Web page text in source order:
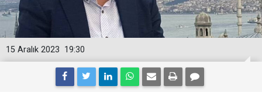
19:30
15 Aralık 2023